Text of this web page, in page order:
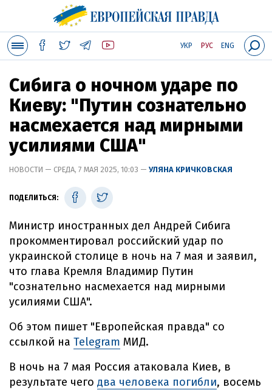
УКР РУС ENG
Сибига о ночном ударе по
Киеву: "Путин сознательно
насмехается над мирными
усилиями США"
НОВОСТИ — СРЕДА, 7 МАЯ 2025, 10:03 — УЛЯНА КРИЧКОВСКАЯ
ПОДЕЛИТЬСЯ:
Министр иностранных дел Андрей Сибига
прокомментировал российский удар по
украинской столице в ночь на 7 мая и заявил,
что глава Кремля Владимир Путин
"сознательно насмехается над мирными
усилиями США".
Об этом пишет "Европейская правда" со
ссылкой на Telegram МИД.
В ночь на 7 мая Россия атаковала Киев, в
результате чего два человека погибли, восемь